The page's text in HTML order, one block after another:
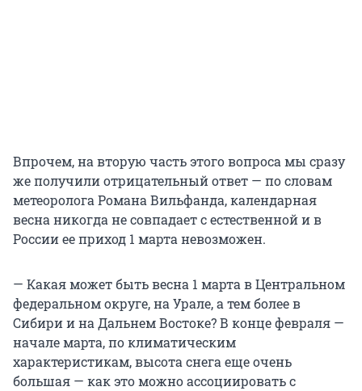
Впрочем, на вторую часть этого вопроса мы сразу
же получили отрицательный ответ — по словам
метеоролога Романа Вильфанда, календарная
весна никогда не совпадает с естественной и в
России ее приход 1 марта невозможен.
— Какая может быть весна 1 марта в Центральном
федеральном округе, на Урале, а тем более в
Сибири и на Дальнем Востоке? В конце февраля —
начале марта, по климатическим
характеристикам, высота снега еще очень
большая — как это можно ассоциировать с